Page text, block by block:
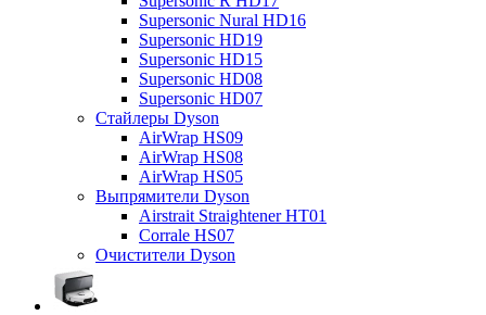
Supersonic Nural HD16
Supersonic HD19
Supersonic HD15
Supersonic HD08
Supersonic HD07
Стайлеры Dyson
AirWrap HS09
AirWrap HS08
AirWrap HS05
Выпрямители Dyson
Airstrait Straightener HT01
Corrale HS07
Очистители Dyson